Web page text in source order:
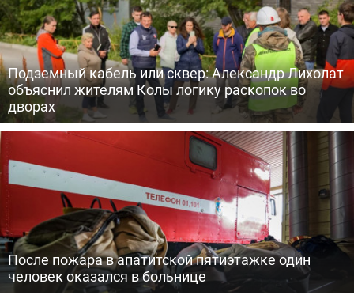
Подземный кабель или сквер: Александр Лихолат
объяснил жителям Колы логику раскопок во
дворах
После пожара в апатитской пятиэтажке один
человек оказался в больнице